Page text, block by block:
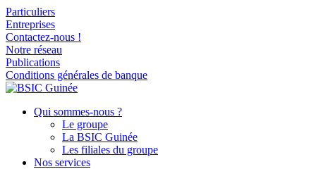
Particuliers
Entreprises
Contactez-nous !
Notre réseau
Publications
Conditions générales de banque
Qui sommes-nous ?
Le groupe
La BSIC Guinée
Les filiales du groupe
Nos services